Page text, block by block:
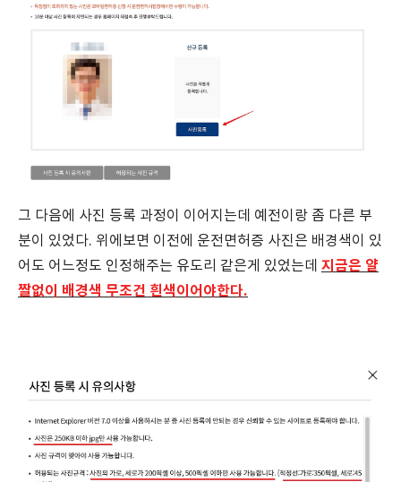
그 다음에 사진 등록 과정이 이어지는데 예전이랑 좀 다른 부
분이 있었다. 위에보면 이전에 운전면허증 사진은 배경색이 있
어도 어느정도 인정해주는 유도리 같은게 있었는데 지금은 얄
짤없이 배경색 무조건 흰색이어야한다.